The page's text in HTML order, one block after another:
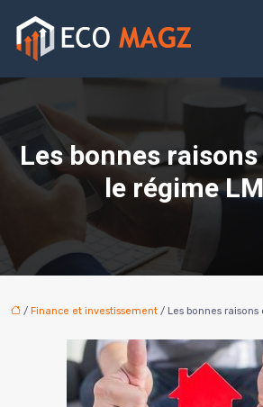
Les bonnes
le régime
/ Finance et investissement / Les bonnes raisons